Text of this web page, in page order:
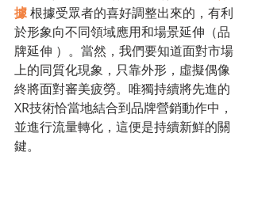
據 根據受眾者的喜好調整出來的，有利
於形象向不同領域應用和場景延伸（品
牌延伸 ）。當然，我們要知道面對市場
上的同質化現象，只靠外形，虛擬偶像
終將面對審美疲勞。唯獨持續將先進的
XR技術恰當地結合到品牌營銷動作中，
並進行流量轉化，這便是持續新鮮的關
鍵。